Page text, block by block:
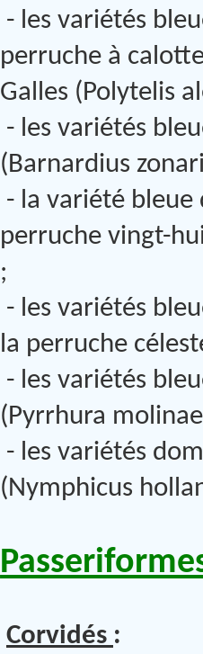
- les variétés
perruche à
Galles (Polytelis
- les variétés
(Barnardius
- la variété bleue
perruche vingt-
;
- les variétés
la perruche
- les variétés
(Pyrrhura
- les variétés
(Nymphicus
Corvidés :